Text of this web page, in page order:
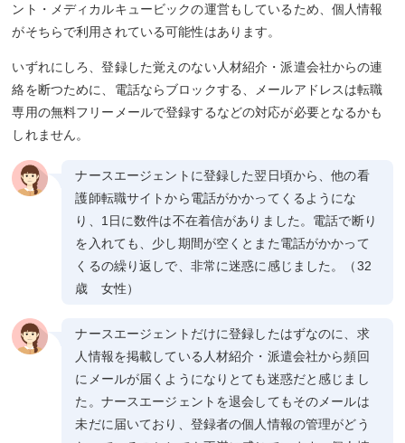
ント・メディカルキュービックの運営もしているため、個人情報
がそちらで利用されている可能性はあります。
いずれにしろ、登録した覚えのない人材紹介・派遣会社からの連
絡を断つために、電話ならブロックする、メールアドレスは転職
専用の無料フリーメールで登録するなどの対応が必要となるかも
しれません。
ナースエージェントに登録した翌日頃から、他の看
護師転職サイトから電話がかかってくるようにな
り、1日に数件は不在着信がありました。電話で断り
を入れても、少し期間が空くとまた電話がかかって
くるの繰り返しで、非常に迷惑に感じました。（32
歳 女性）
ナースエージェントだけに登録したはずなのに、求
人情報を掲載している人材紹介・派遣会社から頻回
にメールが届くようになりとても迷惑だと感じまし
た。ナースエージェントを退会してもそのメールは
未だに届いており、登録者の個人情報の管理がどう